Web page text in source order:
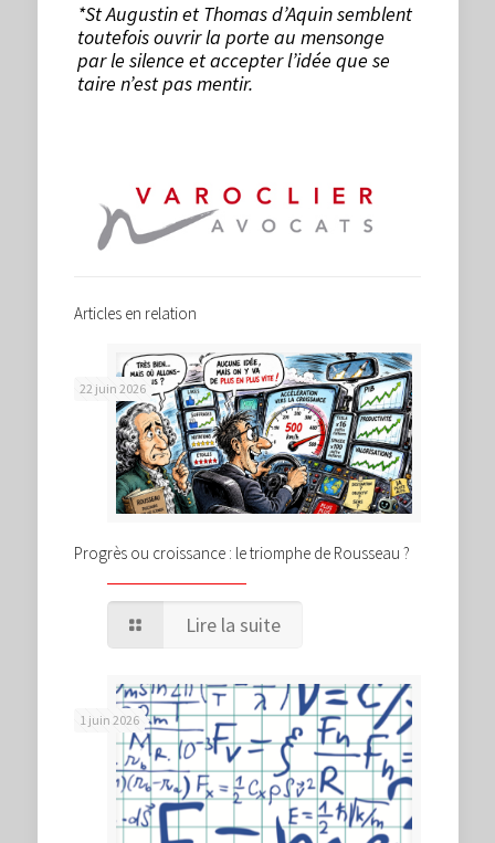
*St Augustin et Thomas d’Aquin semblent
toutefois ouvrir la porte au mensonge
par le silence et accepter l’idée que se
taire n’est pas mentir.
Articles en relation
22 juin 2026
Progrès ou croissance : le triomphe de Rousseau ?
Lire la suite
1 juin 2026